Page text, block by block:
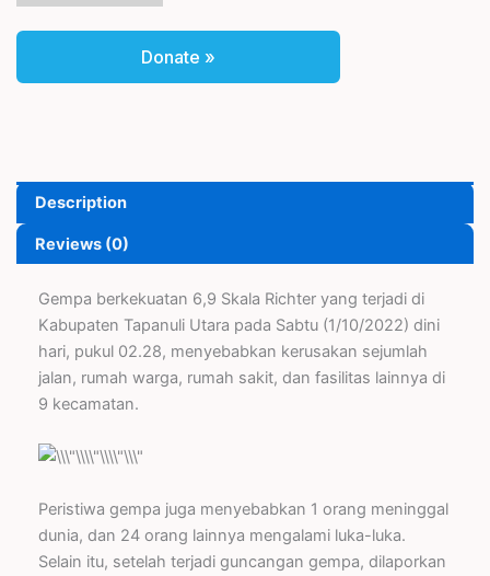
Donate »
Description
Reviews (0)
Gempa berkekuatan 6,9 Skala Richter yang terjadi di
Kabupaten Tapanuli Utara pada Sabtu (1/10/2022) dini
hari, pukul 02.28, menyebabkan kerusakan sejumlah
jalan, rumah warga, rumah sakit, dan fasilitas lainnya di
9 kecamatan.
Peristiwa gempa juga menyebabkan 1 orang meninggal
dunia, dan 24 orang lainnya mengalami luka-luka.
Selain itu, setelah terjadi guncangan gempa, dilaporkan